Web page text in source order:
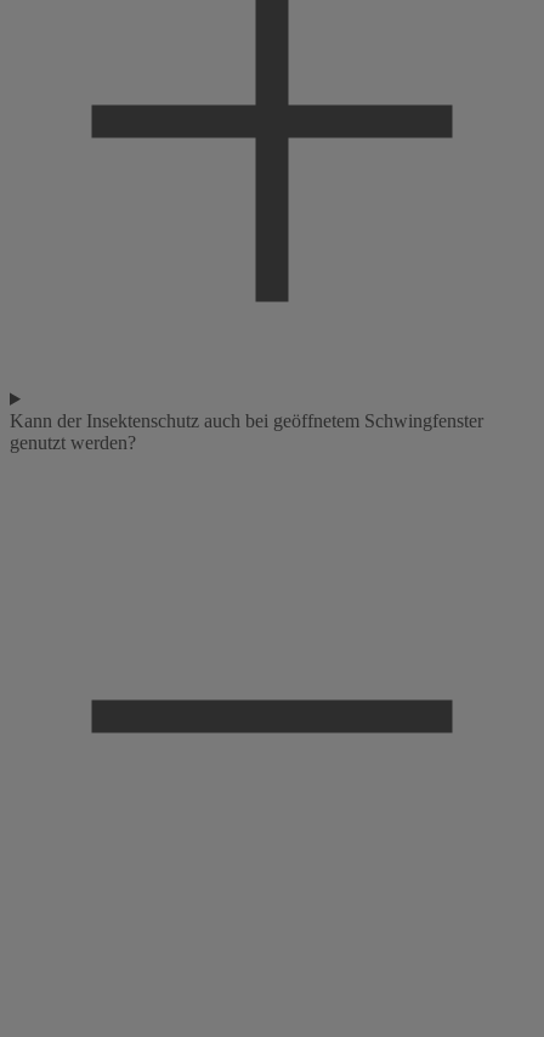
Kann der Insektenschutz auch bei geöffnetem Schwingfenster
genutzt werden?